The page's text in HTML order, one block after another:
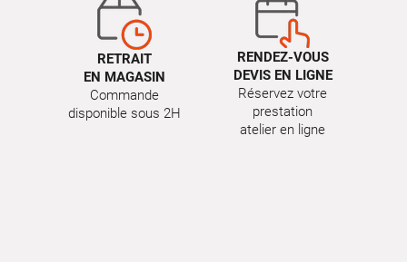
RETRAIT
EN MAGASIN
Commande
disponible sous 2H
RENDEZ-VOUS
DEVIS EN LIGNE
Réservez votre
prestation
atelier en ligne